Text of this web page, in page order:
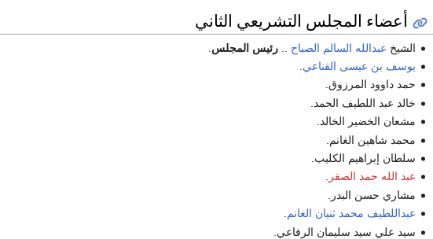
أعضاء المجلس التشريعي الثاني
الشيخ عبدالله السالم الصباح ..رئيس المجلس
يوسف بن عيسى القناعي
حمد داوود المرزوق.
خالد عبد اللطيف الحمد.
مشعان الخضير الخالد.
محمد شاهين الغانم.
سلطان إبراهيم الكليب.
عبد الله حمد الصقر .
مشاري حسن البدر.
عبداللطيف محمد ثنيان الغانم
سيد علي سيد سليمان الرفاعي.